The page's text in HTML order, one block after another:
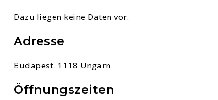
Dazu liegen keine Daten vor.
Adresse
Budapest, 1118 Ungarn
Öffnungszeiten